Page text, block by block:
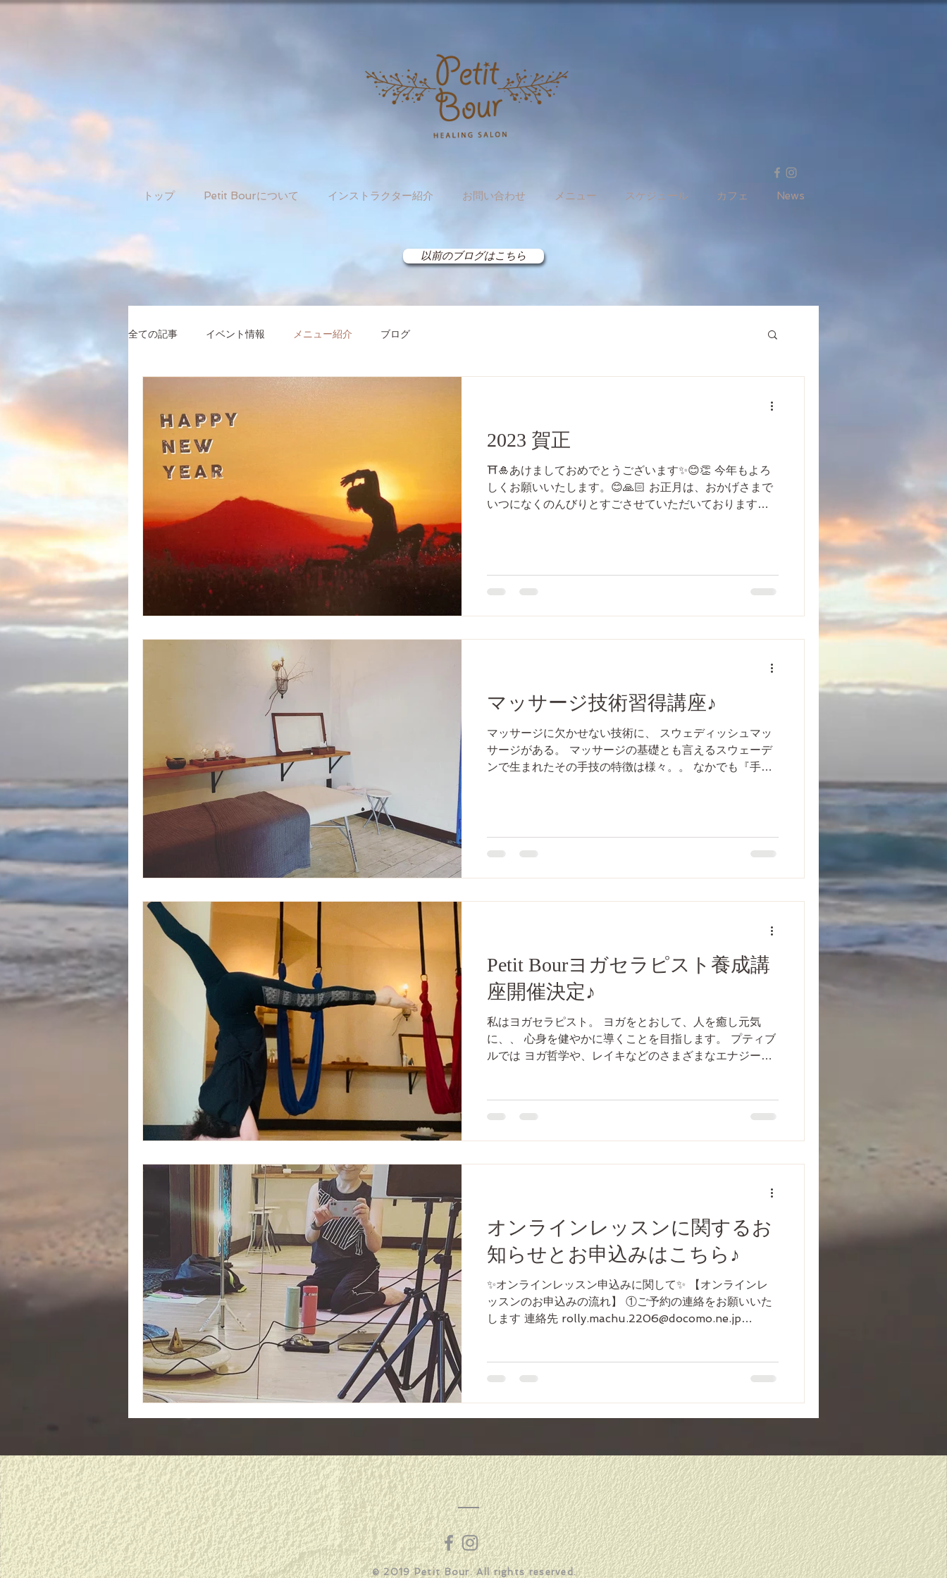
トップ Petit Bourについて インストラクター紹介 お問い合わせ メニュー スケジュール カフェ News
以前のブログはこちら
全ての記事 イベント情報 メニュー紹介 ブログ
2023 賀正
⛩🎍あけましておめでとうございます✨😊👏 今年もよろ
しくお願いいたします。😊🙏🏻 お正月は、おかげさまで
いつになくのんびりとすごさせていただいております。
マッサージ技術習得講座♪
マッサージに欠かせない技術に、 スウェディッシュマッ
サージがある。 マッサージの基礎とも言えるスウェーデ
ンで生まれたその手技の特徴は様々。。 なかでも『手の
Petit Bourヨガセラピスト養成講
座開催決定♪
私はヨガセラピスト。 ヨガをとおして、人を癒し元気
に、、 心身を健やかに導くことを目指します。 プティブ
ルでは ヨガ哲学や、レイキなどのさまざまなエナジーワ
オンラインレッスンに関するお
知らせとお申込みはこちら♪
✨オンラインレッスン申込みに関して✨ 【オンラインレ
ッスンのお申込みの流れ】 ①ご予約の連絡をお願いいた
します 連絡先 rolly.machu.2206@docomo.ne.jp
​© 2019 Petit Bour. All rights reserved.